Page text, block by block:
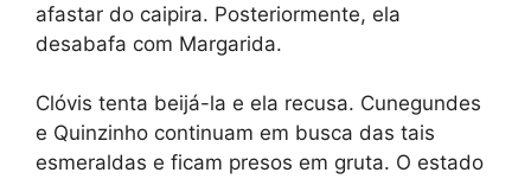
afastar do caipira. Posteriormente, ela
desabafa com Margarida.
Clóvis tenta beijá-la e ela recusa. Cunegundes
e Quinzinho continuam em busca das tais
esmeraldas e ficam presos em gruta. O estado